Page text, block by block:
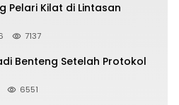
Pelari Kilat di Lintasan
7137
Benteng Setelah Protokol
6551